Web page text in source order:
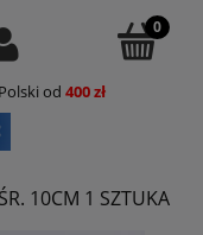
od 400 zł
10CM 1 SZTUKA